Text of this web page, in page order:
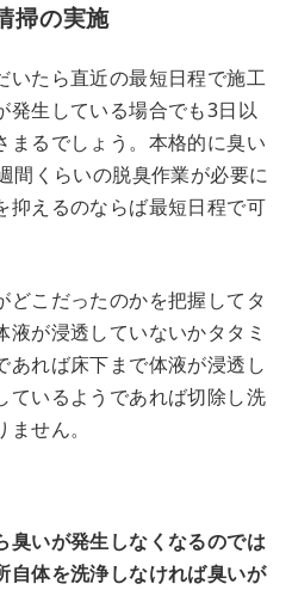
掃の実施
いたら直近の最短日程で施工
発生している場合でも3日以
まるでしょう。本格的に臭い
間くらいの脱臭作業が必要に
抑えるのならば最短日程で可
どこだったのかを把握してタ
液が浸透していないかタタミ
あれば床下まで体液が浸透し
ているようであれば切除し洗
せん。
臭いが発生しなくなるのでは
自体を洗浄しなければ臭いが